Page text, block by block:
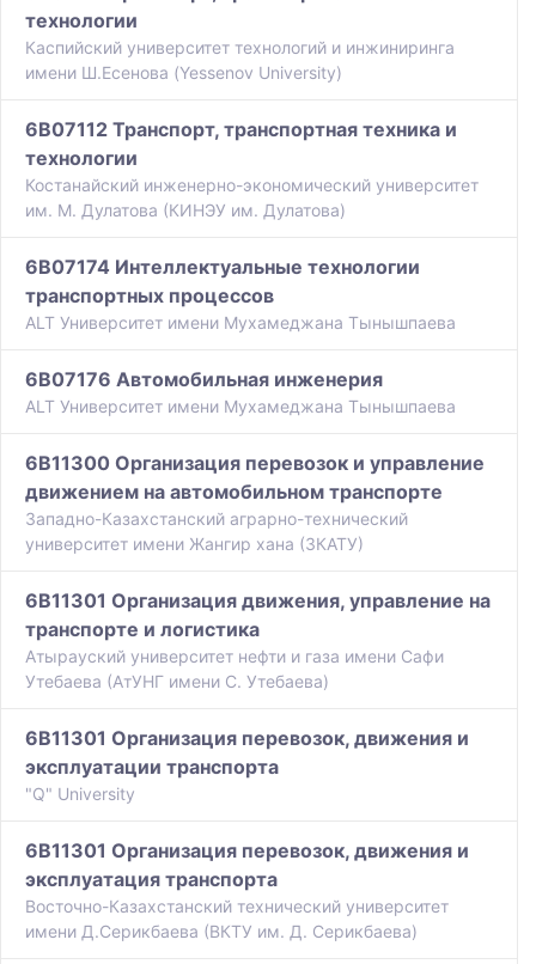
технологии
Каспийский университет технологий и инжиниринга
имени Ш.Есенова (Yessenov University)
6B07112 Транспорт, транспортная техника и
технологии
Костанайский инженерно-экономический университет
им. М. Дулатова (КИНЭУ им. Дулатова)
6B07174 Интеллектуальные технологии
транспортных процессов
ALT Университет имени Мухамеджана Тынышпаева
6B07176 Автомобильная инженерия
ALT Университет имени Мухамеджана Тынышпаева
6B11300 Организация перевозок и управление
движением на автомобильном транспорте
Западно-Казахстанский аграрно-технический
университет имени Жангир хана (ЗКАТУ)
6B11301 Организация движения, управление на
транспорте и логистика
Атырауский университет нефти и газа имени Сафи
Утебаева (АтУНГ имени С. Утебаева)
6B11301 Организация перевозок, движения и
эксплуатации транспорта
"Q" University
6B11301 Организация перевозок, движения и
эксплуатация транспорта
Восточно-Казахстанский технический университет
имени Д.Серикбаева (ВКТУ им. Д. Серикбаева)